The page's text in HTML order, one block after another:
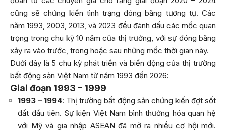
cũng sẽ chứng kiến tình trạng đóng băng tương tự. Các
năm 1993, 2003, 2013, và 2023 đều đánh dấu các mốc quan
trọng trong chu kỳ 10 năm của thị trường, với sự đóng băng
xảy ra vào trước, trong hoặc sau những mốc thời gian này.
Dưới đây là 5 chu kỳ phát triển và biến động của thị trường
bất động sản Việt Nam từ năm 1993 đến 2026:
Giai đoạn 1993 – 1999
1993 – 1994: Thị trường bất động sản chứng kiến đợt sốt
đất đầu tiên. Sự kiện Việt Nam bình thường hóa quan hệ
với Mỹ và gia nhập ASEAN đã mở ra nhiều cơ hội mới.